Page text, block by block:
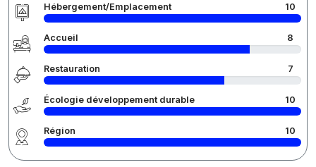
Hébergement/Emplacement 10
Accueil 8
Restauration 7
Écologie développement durable 10
Région 10